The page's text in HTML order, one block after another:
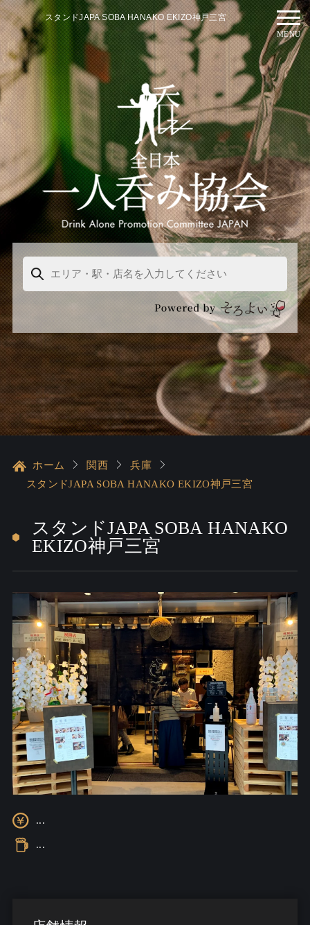
スタンドJAPA SOBA HANAKO EKIZO神戸三宮
MENU
ホーム 関西
兵庫
スタンドJAPA SOBA HANAKO EKIZO神戸三宮
スタンドJAPA SOBA HANAKO
EKIZO神戸三宮
...
...